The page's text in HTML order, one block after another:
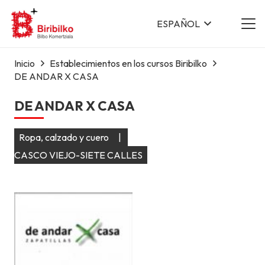
ESPAÑOL
Inicio
Establecimientos en los cursos Biribilko
DE ANDAR X CASA
DE ANDAR X CASA
Ropa, calzado y cuero
|
CASCO VIEJO-SIETE CALLES